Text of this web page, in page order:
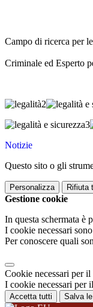
Campo di ricerca per
Criminale ed Esperto
Notizie
Questo sito o gli
Personalizza Rifiuta
Gestione cookie
In questa schermata è
I cookie necessari
Per conoscere quali
Cookie necessari per
I cookie necessari per
Accetta tutti Salva